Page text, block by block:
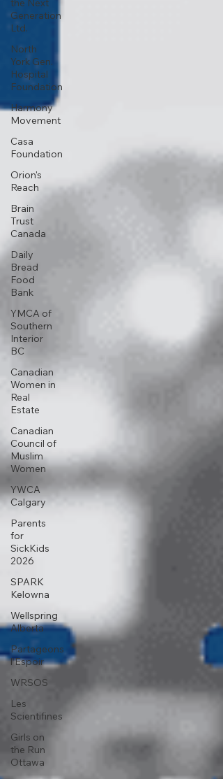
the Next
Generation
Ltd.
North
York Gen.
Hospital
Foundation
Harmony
Movement
Casa
Foundation
Orion's
Reach
Brain
Trust
Canada
Daily
Bread
Food
Bank
YMCA of
Southern
Interior
BC
Canadian
Women in
Real
Estate
Canadian
Council of
Muslim
Women
YWCA
Calgary
Parents
for
SickKids
2026
SPARK
Kelowna
Wellspring
Alberta
Partageons
l’Espoir
WRSOS
Les
Scientifines
Girls on
the Run
Ottawa